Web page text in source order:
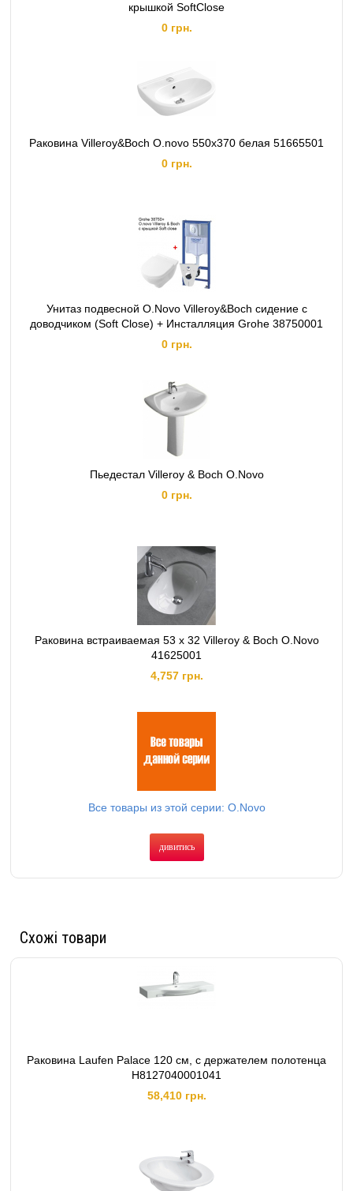
крышкой SoftClose
0 грн.
Раковина Villeroy&Boch O.novo 550x370 белая 51665501
0 грн.
Унитаз подвесной O.Novo Villeroy&Boch сидение с
доводчиком (Soft Close) + Инсталляция Grohe 38750001
0 грн.
Пьедестал Villeroy & Boch O.Novo
0 грн.
Раковина встраиваемая 53 x 32 Villeroy & Boch O.Novo
41625001
4,757 грн.
Все товары из этой серии: O.Novo
дивитись
Схожі товари
Раковина Laufen Palace 120 см, с держателем полотенца
H8127040001041
58,410 грн.